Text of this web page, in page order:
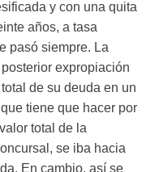
y con una quita
años, a tasa
pasó siempre. La
expropiación
de su deuda en un
tiene que hacer por
total de la
se iba hacia
En cambio, así se